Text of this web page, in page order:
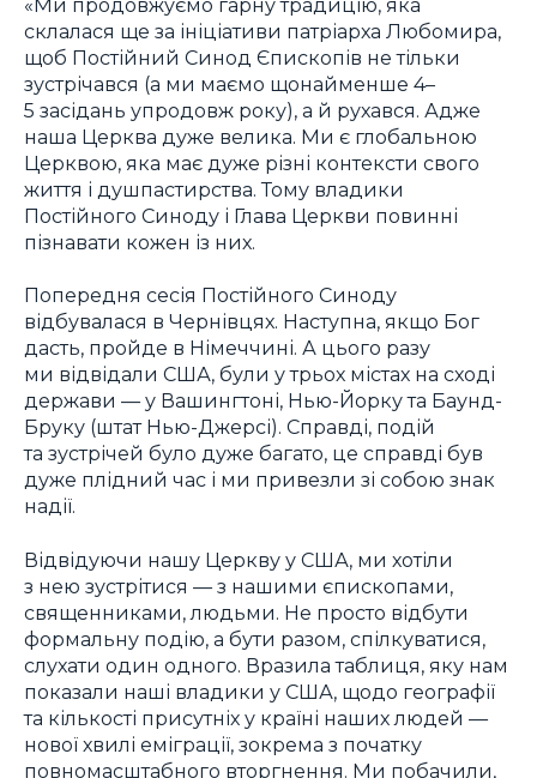
склалася ще за ініціативи патріарха Любомира,
щоб Постійний Синод Єпископів не тільки
зустрічався (а ми маємо щонайменше 4–
5 засідань упродовж року), а й рухався. Адже
наша Церква дуже велика. Ми є глобальною
Церквою, яка має дуже різні контексти свого
життя і душпастирства. Тому владики
Постійного Синоду і Глава Церкви повинні
пізнавати кожен із них.
Попередня сесія Постійного Синоду
відбувалася в Чернівцях. Наступна, якщо Бог
дасть, пройде в Німеччині. А цього разу
ми відвідали США, були у трьох містах на сході
держави — у Вашингтоні, Нью-Йорку та Баунд-
Бруку (штат Нью-Джерсі). Справді, подій
та зустрічей було дуже багато, це справді був
дуже плідний час і ми привезли зі собою знак
надії.
Відвідуючи нашу Церкву у США, ми хотіли
з нею зустрітися — з нашими єпископами,
священниками, людьми. Не просто відбути
формальну подію, а бути разом, спілкуватися,
слухати один одного. Вразила таблиця, яку нам
показали наші владики у США, щодо географії
та кількості присутніх у країні наших людей —
нової хвилі еміграції, зокрема з початку
повномасштабного вторгнення. Ми побачили,